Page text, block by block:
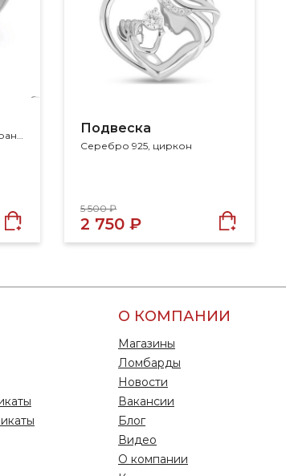
Размер 18, серебро 925, гранат, циркон Подвеска
Серебро 925, циркон
5 500 ₽
2 750 ₽
О КОМПАНИИ
Магазины
Ломбарды
Новости
Вакансии
Блог
Видео
О компании